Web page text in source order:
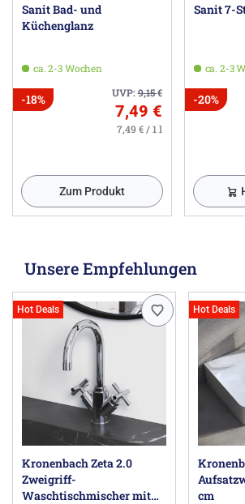
Sanit Bad- und
Küchenglanz
ca. 2-3 Wochen
UVP:9,15€
-18%
7,49 €
7,49 € / 1 l
Zum Produkt
Sanit 7-
ca. 2-3
-20%
Unsere Empfehlungen
Hot Deals
Kronenbach Zeta 2.0
Zweigriff-
Waschtischmischer mit
Hot Deals
cm